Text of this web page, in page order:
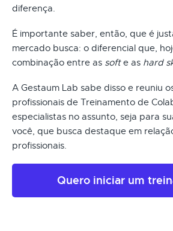
diferença.
É importante saber, então, que é
mercado busca: o diferencial que,
combinação entre as softe as hard
A Gestaum Lab sabe disso e reuniu
profissionais de Treinamento de
especialistas no assunto, seja para
você, que busca destaque em
profissionais.
Quero iniciar um